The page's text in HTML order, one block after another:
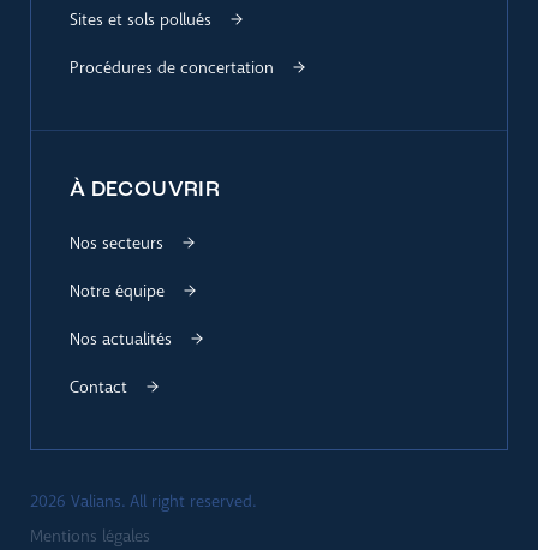
Sites et sols pollués
Procédures de concertation
À DECOUVRIR
Nos secteurs
Notre équipe
Nos actualités
Contact
2026 Valians. All right reserved.
Mentions légales